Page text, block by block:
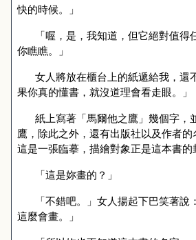
快的時候。」
「喔，是，我知道，但它絕對值得
你瞧瞧。」
女人將放在櫃台上的紙遞給我，還
果你真的懂書，就沒道理會看走眼。」
紙上寫著「馬爾他之鷹」幾個字，
鷹，除此之外，還有出版社以及作者
這是一張臨摹，描繪對象正是這本書的
「這是妳畫的？」
「不錯吧。」女人揚起下巴笑著說
這麼會畫。」